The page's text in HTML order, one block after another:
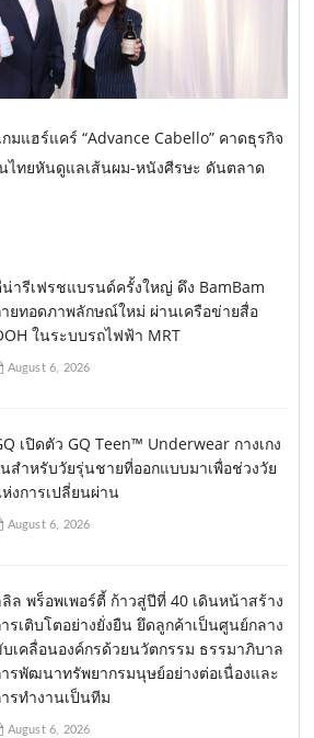
มแฮร์แคร์ “Advance Cabello” คาดธุรกิจ
ไทยหันดูแลเส้นผม-หนังศีรษะ ดันตลาด
ารีเฟรชแบรนด์ครั้งใหญ่ ดึง BamBam
ยทอดภาพลักษณ์ใหม่ ผ่านเครือข่ายสื่อ
ในระบบรถไฟฟ้า MRT
August 6, 2026
เปิดตัว GQ Teen™ Underwear กางเกง
สำหรับวัยรุ่นชายที่ออกแบบมาเพื่อช่วงวัย
งการเปลี่ยนผ่าน
August 6, 2026
ล พร็อพเพอร์ตี้ ก้าวสู่ปีที่ 40 เดินหน้าสร้าง
รเติบโตอย่างยั่งยืน ยึดลูกค้าเป็นศูนย์กลาง
เคลื่อนองค์กรด้วยนวัตกรรม ธรรมาภิบาล
รพัฒนาทรัพยากรมนุษย์อย่างต่อเนื่องและ
รทำงานเป็นทีม
August 6, 2026